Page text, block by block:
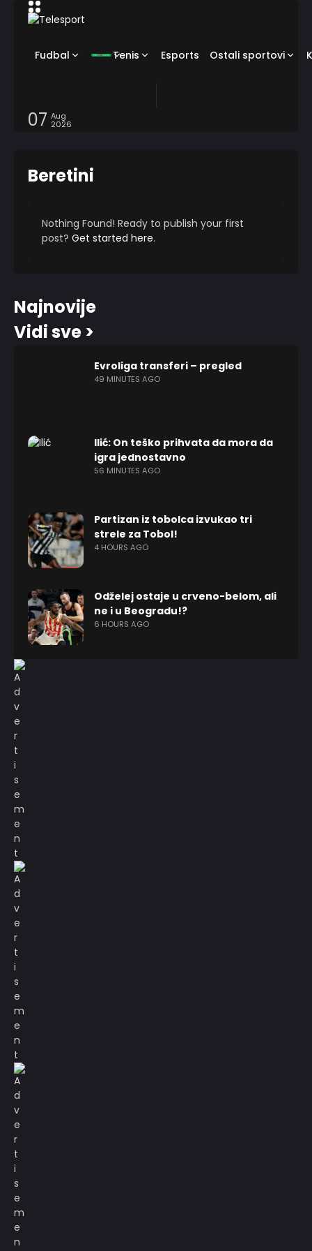
Fudbal Tenis Esports Ostali sportovi
07 Aug
2026
Beretini
Nothing Found! Ready to publish your first
post? Get started here.
Najnovije
Vidi sve >
Evroliga transferi – pregled
49 MINUTES AGO
Ilić: On teško prihvata da mora da
igra jednostavno
56 MINUTES AGO
Partizan iz tobolca izvukao tri
strele za Tobol!
4 HOURS AGO
Odželej ostaje u crveno-belom, ali
ne i u Beogradu!?
6 HOURS AGO